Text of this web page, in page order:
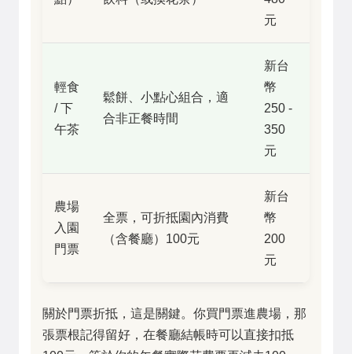
元
輕食
/ 下
午茶
鬆餅、小點心組合，適
合非正餐時間
新台
幣
250 -
350
元
農場
入園
門票
全票，可折抵園內消費
（含餐廳）100元
新台
幣
200
元
關於門票折抵，這是關鍵。你買門票進農場，那
張票根記得留好，在餐廳結帳時可以直接扣抵